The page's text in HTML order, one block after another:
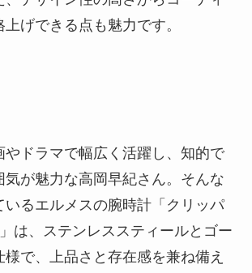
げできる点も魅力です。
やドラマで幅広く活躍し、知的で
気が魅力な高岡早紀さん。そんな
いるエルメスの腕時計「クリッパ
は、ステンレススティールとゴー
様で、上品さと存在感を兼ね備え